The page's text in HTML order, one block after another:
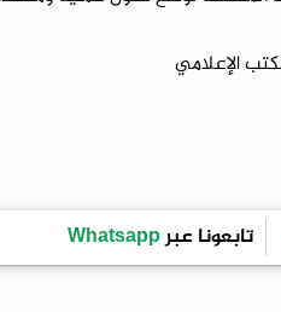
الإعلامي
تابعونا عبرWhatsapp